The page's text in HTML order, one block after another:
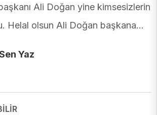
Ali Doğan yine kimsesizlerin
Helal olsun Ali Doğan başkana…
Yaz